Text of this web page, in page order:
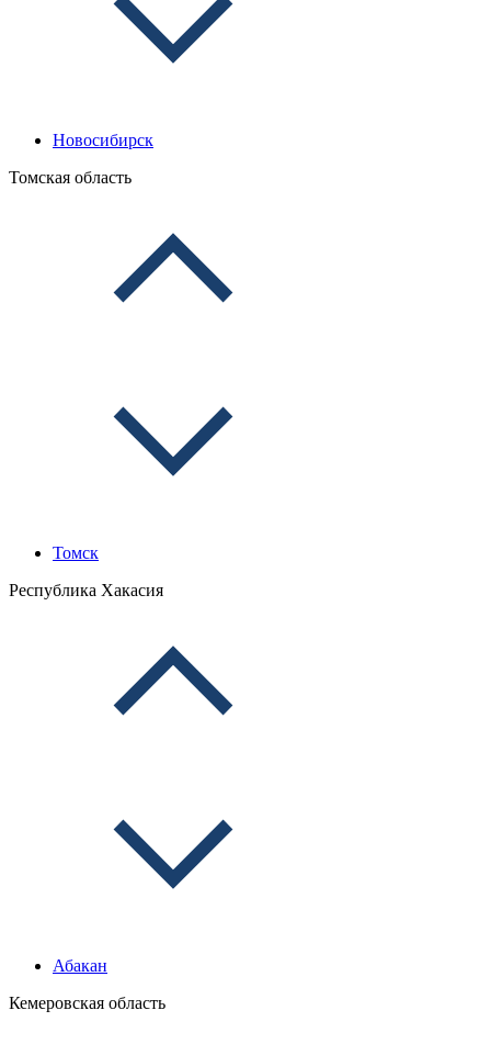
Новосибирск
Томская область
Томск
Республика Хакасия
Абакан
Кемеровская область